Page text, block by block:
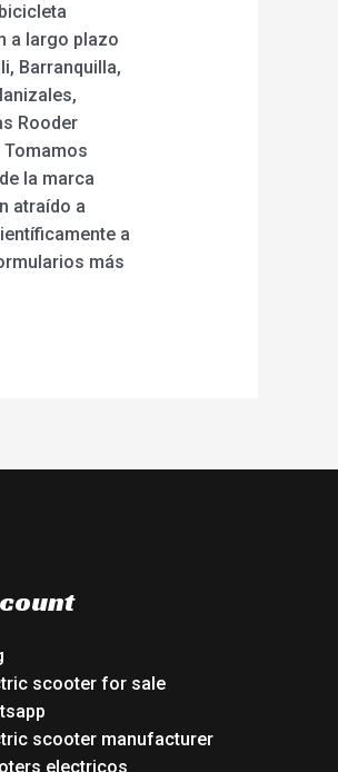
a largo plazo
Barranquilla,
Rooder
Tomamos
la marca
atraído a
a
más
scooter for sale
scooter manufacturer
electricos